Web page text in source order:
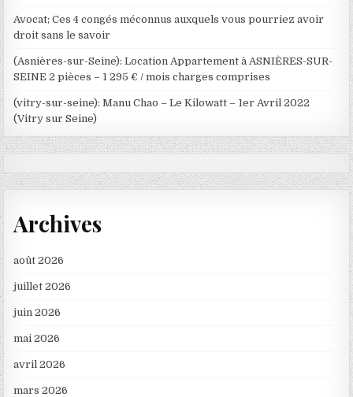
Avocat; Ces 4 congés méconnus auxquels vous pourriez avoir
droit sans le savoir
(Asnières-sur-Seine): Location Appartement à ASNIÈRES-SUR-
SEINE 2 pièces – 1 295 € / mois charges comprises
(vitry-sur-seine): Manu Chao – Le Kilowatt – 1er Avril 2022
(Vitry sur Seine)
Archives
août 2026
juillet 2026
juin 2026
mai 2026
avril 2026
mars 2026